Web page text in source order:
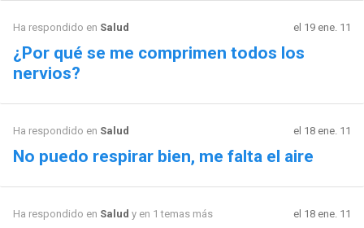
Ha respondido en Salud el 19 ene. 11
¿Por qué se me comprimen todos los
nervios?
Ha respondido en Salud el 18 ene. 11
No puedo respirar bien, me falta el aire
Ha respondido en Salud y en 1 temas más el 18 ene. 11